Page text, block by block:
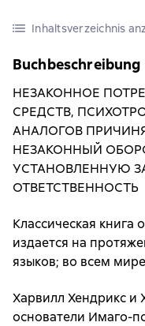
Inhaltsverzeichnis
Buchbeschreibung
НЕЗАКОННОЕ
СРЕДСТВ,
АНАЛОГОВ
НЕЗАКОННЫЙ
УСТАНОВЛЕННУЮ
ОТВЕТСТВЕННОСТЬ
Классическая
издается на
языков; во всем
Харвилл Хендрикс и
основатели Имаго-